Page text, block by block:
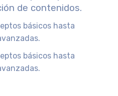
de contenidos.
básicos hasta
básicos hasta